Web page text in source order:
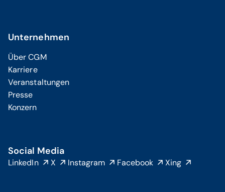
Unternehmen
Über CGM
Karriere
Veranstaltungen
Presse
Konzern
Social Media
LinkedIn X Instagram Facebook Xing